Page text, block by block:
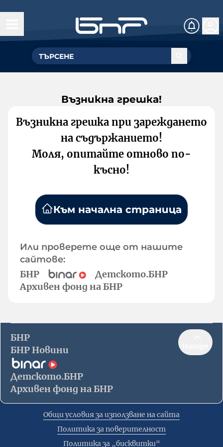
Възникна грешка!
Възникна грешка при зареждането
на съдържанието!
Моля, опитайте отново по-
късно!
Към начална страница
Или проверете още от нашите
сайтове:
БНР
Детското.БНР
Архивен фонд на БНР
БНР
БНР Новини
Детското.БНР
Архивен фонд на БНР
Общи условия за използване на сайта
Политика за поверителност
Политика за „бисквитки“